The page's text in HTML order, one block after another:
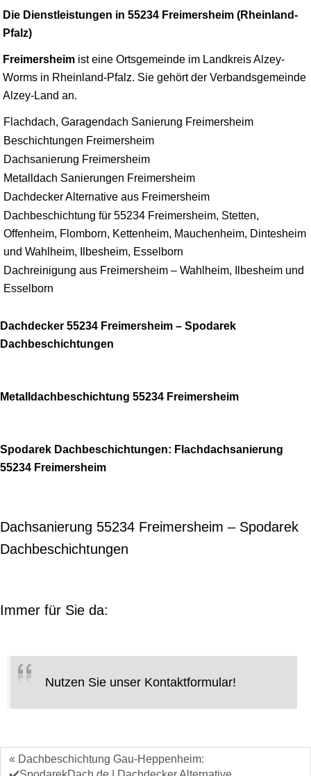
Die Dienstleistungen in 55234 Freimersheim (Rheinland-
Pfalz)
Freimersheim ist eine Ortsgemeinde im LandkreisAlzey-
Worms in Rheinland-Pfalz. Sie gehört der Verbandsgemeinde
Alzey-Land an.
Flachdach, Garagendach Sanierung Freimersheim
Beschichtungen Freimersheim
Dachsanierung Freimersheim
Metalldach Sanierungen Freimersheim
Dachdecker Alternative aus Freimersheim
Dachbeschichtung für 55234 Freimersheim, Stetten,
Offenheim, Flomborn, Kettenheim, Mauchenheim, Dintesheim
und Wahlheim, Ilbesheim, Esselborn
Dachreinigung aus Freimersheim – Wahlheim, Ilbesheim und
Esselborn
Dachdecker 55234 Freimersheim – Spodarek
Dachbeschichtungen
Metalldachbeschichtung 55234 Freimersheim
Spodarek Dachbeschichtungen: Flachdachsanierung
55234 Freimersheim
Dachsanierung 55234 Freimersheim – Spodarek
Dachbeschichtungen
Immer für Sie da:
Nutzen Sie unser Kontaktformular!
« Dachbeschichtung Gau-Heppenheim: